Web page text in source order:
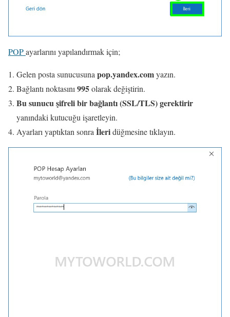
POPayarlarını yapılandırmak için;
Gelen posta sunucusunapop.yandex.comyazın.
Bağlantı noktasını995olarak değiştirin.
Bu sunucu şifreli bir bağlantı (SSL/TLS) gerektirir
yanındaki kutucuğu işaretleyin.
Ayarları yaptıktan sonraİleridüğmesine tıklayın.